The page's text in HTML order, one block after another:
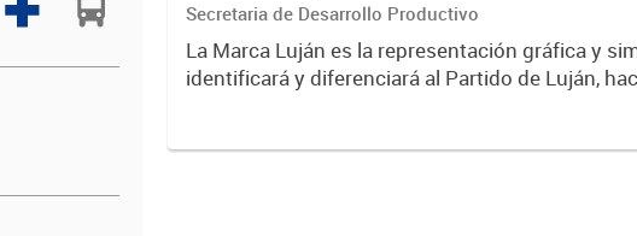
Secretaria de Desarrollo Productivo
La Marca Luján es la representación gráfica y
identificará y diferenciará al Partido de Luján,